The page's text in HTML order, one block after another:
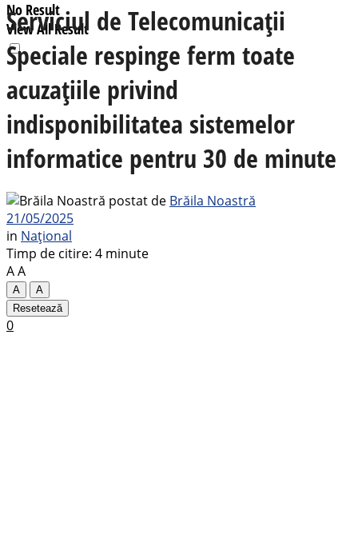
No Result
View All Result
Serviciul de Telecomunicații
Speciale respinge ferm toate
acuzațiile privind
indisponibilitatea sistemelor
informatice pentru 30 de minute
postat de Brăila Noastră
21/05/2025
in Național
Timp de citire: 4 minute
AA
A
A
Resetează
0